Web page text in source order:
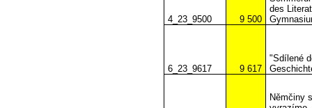
4_23_9500 9 500
des
6_23_9617 9 617
"Sdílené
Němčiny